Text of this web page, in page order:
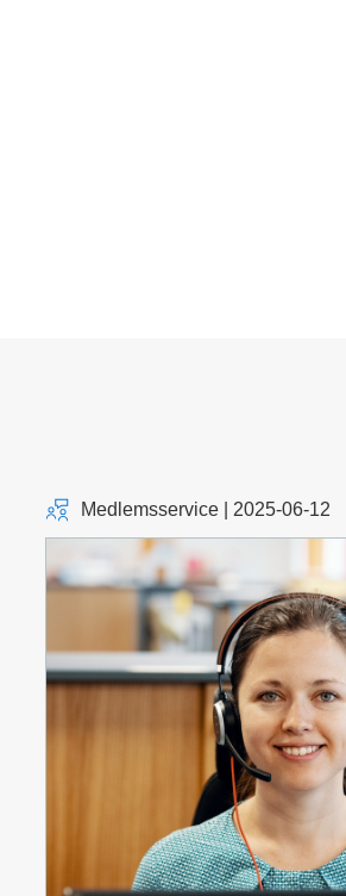
Medlemsservice | 2025-06-12